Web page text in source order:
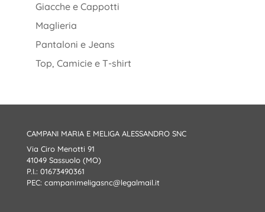
Giacche e Cappotti
Maglieria
Pantaloni e Jeans
Top, Camicie e T-shirt
CAMPANI MARIA E MELIGA ALESSANDRO SNC
Via Ciro Menotti 91
41049 Sassuolo (MO)
P.I.: 01673490361
PEC: campanimeligasnc@legalmail.it